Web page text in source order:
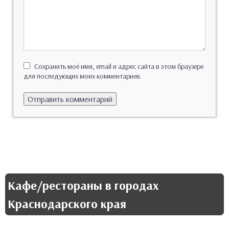
Сохранить моё имя, email и адрес сайта в этом браузере
для последующих моих комментариев.
Кафе/рестораны в городах
Краснодарского края